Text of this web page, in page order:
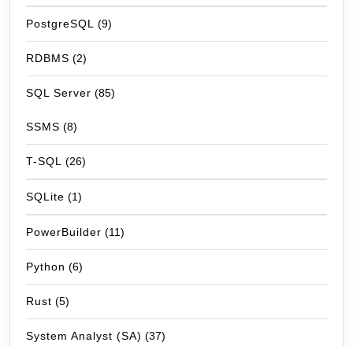
PostgreSQL (9)
RDBMS (2)
SQL Server (85)
SSMS (8)
T-SQL (26)
SQLite (1)
PowerBuilder (11)
Python (6)
Rust (5)
System Analyst (SA) (37)